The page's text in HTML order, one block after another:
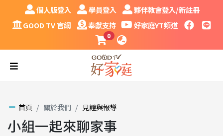
跳到主要內容區塊
個人版登入
個人版登入 學員登入
學員登入 夥伴教會登入/新註冊
夥伴教會登入/新註冊
GOOD TV 官網
GOOD TV 官網 奉獻支持
奉獻支持 好家庭YT頻道
好家庭YT頻道 facebook
LINE
課程購物車
0 語系
漢堡
首頁 關於我們 見證與報導
小組一起來聊家事